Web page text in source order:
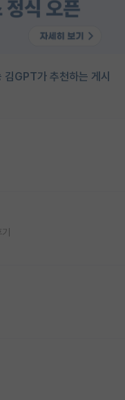
김GPT가 추천하는 게시